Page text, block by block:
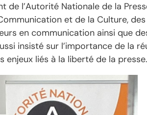
de l’Autorité Nationale de la
et de la Culture,
en communication ainsi que
insisté sur l’importance de la
enjeux liés à la liberté de la presse.